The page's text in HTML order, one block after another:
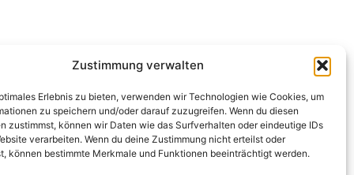
Zustimmung verwalten
Erlebnis zu bieten, verwenden wir Technologien wie Cookies, um
zu speichern und/oder darauf zuzugreifen. Wenn du diesen
zustimmst, können wir Daten wie das Surfverhalten oder eindeutige IDs
verarbeiten. Wenn du deine Zustimmung nicht erteilst oder
können bestimmte Merkmale und Funktionen beeinträchtigt werden.